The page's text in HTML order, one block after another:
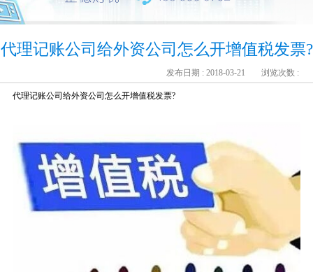
代理记账公司给外资公司怎么开增值税发票?
发布日期 : 2018-03-21 浏览次数 :
代理记账公司给外资公司怎么开增值税发票?